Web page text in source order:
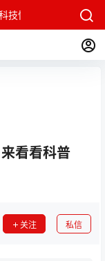
技快讯 智能科技问
看看科普
关注 私信